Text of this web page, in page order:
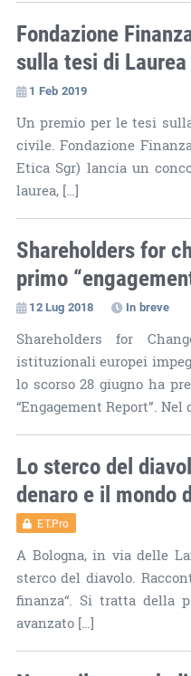
Fondazione
sulla tesi di Laurea
1 Feb 2019
Un premio per le tesi
civile. Fondazione
Etica Sgr) lancia un
laurea, […]
Shareholders for
primo
12 Lug 2018 In breve
Shareholders for
istituzionali europei
lo scorso 28 giugno ha
“Engagement Report”. Nel
Lo sterco del
denaro e il mondo
ET.Pro
A Bologna, in via delle
sterco del diavolo.
finanza“. Si tratta della
avanzato […]